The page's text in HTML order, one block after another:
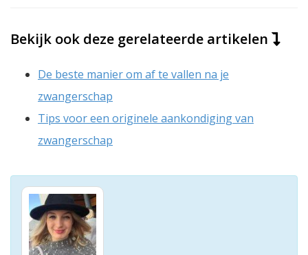
Bekijk ook deze gerelateerde artikelen
De beste manier om af te vallen na je
zwangerschap
Tips voor een originele aankondiging van
zwangerschap